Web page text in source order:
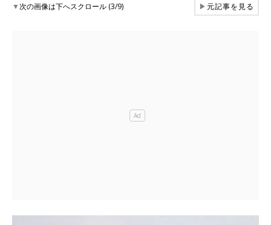
▼次の画像は下へスクロール (3/9) ▶元記事を見る